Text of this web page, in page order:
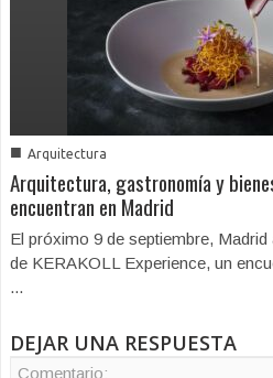
■ Arquitectura
Arquitectura, gastronomía y
encuentran en Madrid
El próximo 9 de septiembre,
de KERAKOLL Experience, un
...
DEJAR UNA RESPUESTA